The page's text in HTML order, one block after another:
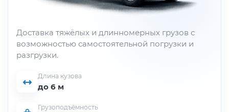
Доставка тяжёлых и длинномерных грузов с
возможностью самостоятельной погрузки и
разгрузки.
Длина кузова
до 6 м
Грузоподъёмность